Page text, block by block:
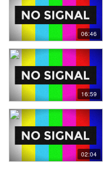
06:46
16:59
02:04